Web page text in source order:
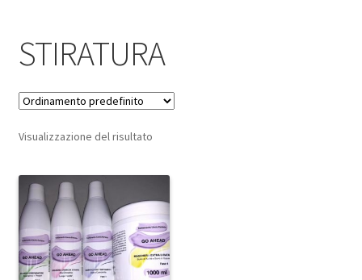
STIRATURA
Visualizzazione del risultato